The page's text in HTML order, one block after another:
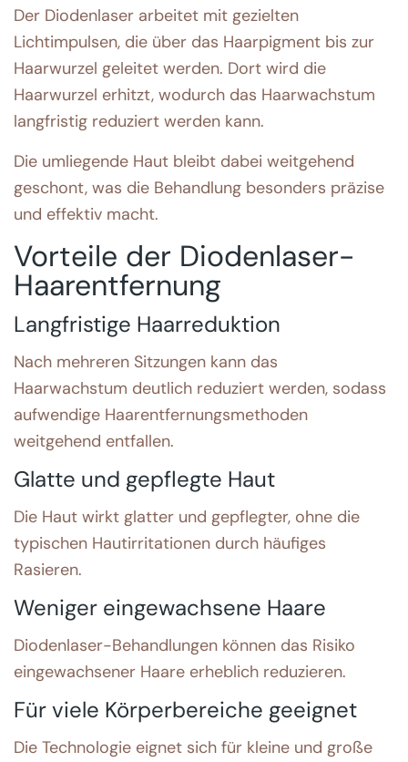
Der Diodenlaser arbeitet mit gezielten
Lichtimpulsen, die über das Haarpigment bis zur
Haarwurzel geleitet werden. Dort wird die
Haarwurzel erhitzt, wodurch das Haarwachstum
langfristig reduziert werden kann.
Die umliegende Haut bleibt dabei weitgehend
geschont, was die Behandlung besonders präzise
und effektiv macht.
Vorteile der Diodenlaser-
Haarentfernung
Langfristige Haarreduktion
Nach mehreren Sitzungen kann das
Haarwachstum deutlich reduziert werden, sodass
aufwendige Haarentfernungsmethoden
weitgehend entfallen.
Glatte und gepflegte Haut
Die Haut wirkt glatter und gepflegter, ohne die
typischen Hautirritationen durch häufiges
Rasieren.
Weniger eingewachsene Haare
Diodenlaser-Behandlungen können das Risiko
eingewachsener Haare erheblich reduzieren.
Für viele Körperbereiche geeignet
Die Technologie eignet sich für kleine und große